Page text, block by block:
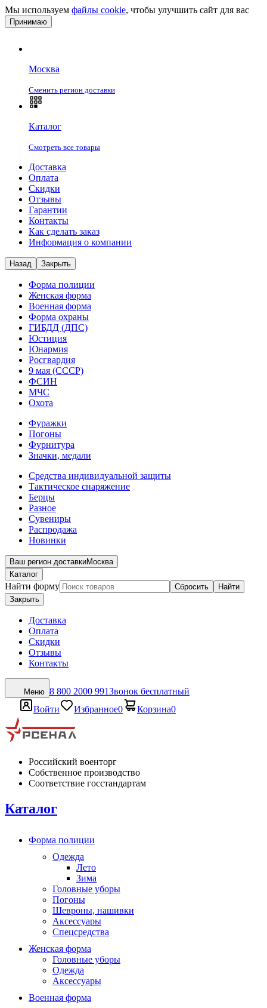
Мы используем файлы cookie, чтобы улучшить сайт для вас
Принимаю
Москва
Сменить регион доставки
Каталог
Смотреть все товары
Доставка
Оплата
Скидки
Отзывы
Гарантии
Контакты
Как сделать заказ
Информация о компании
Назад Закрыть
Форма полиции
Женская форма
Военная форма
Форма охраны
ГИБДД (ДПС)
Юстиция
Юнармия
Росгвардия
9 мая (СССР)
ФСИН
МЧС
Охота
Фуражки
Погоны
Фурнитура
Значки, медали
Средства индивидуальной защиты
Тактическое снаряжение
Берцы
Разное
Сувениры
Распродажа
Новинки
Ваш регион доставкиМосква
Каталог
Найти форму Сбросить
Найти
Закрыть
Доставка
Оплата
Скидки
Отзывы
Контакты
Меню 8 800 2000 991Звонок бесплатный
Войти
Избранное0 Корзина0
Российский военторг
Собственное производство
Соответствие госстандартам
Каталог
Форма полиции
Одежда
Лето
Зима
Головные уборы
Погоны
Шевроны, нашивки
Аксессуары
Спецсредства
Женская форма
Головные уборы
Одежда
Аксессуары
Военная форма